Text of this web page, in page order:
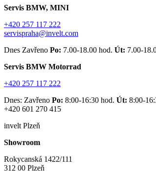
Servis BMW, MINI
+420 257 117 222
servispraha@invelt.com
Dnes Zavřeno Po: 7.00-18.00 hod. Út: 7.00-
Servis BMW Motorrad
+420 257 117 222
Dnes: Zavřeno Po: 8:00-16:30 hod. Út: 8:00-
+420 601 270 415
invelt Plzeň
Showroom
Rokycanská 1422/111
312 00 Plzeň